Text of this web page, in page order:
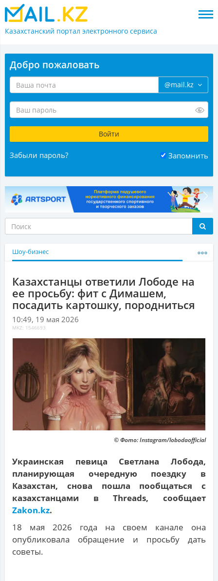
Казахстанский портал электронного сервиса
Добро пожаловать
@mail.kz
Забыли пароль? Запомнить
Шоу-бизнес
Казахстанцы ответили Лободе на
ее просьбу: фит с Димашем,
посадить картошку, породниться
10:49, 19 мая 2026
MKZ: 1546693
© Фото: Instagram/lobodaofficial
Украинская певица Светлана Лобода,
планирующая очередную поездку в
Казахстан, снова пошла пообщаться с
казахстанцами в Threads, сообщает
Zakon.kz.
18 мая 2026 года на своем канале она
опубликовала обращение и просьбу дать
советы.